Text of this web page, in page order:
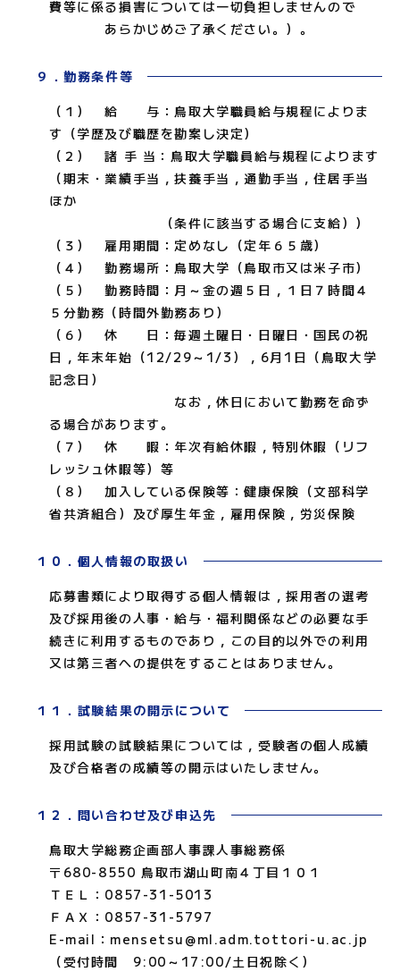
費等に係る損害については一切負担しませんので
あらかじめご了承ください。）。
９．勤務条件等
（１） 給 与：鳥取大学職員給与規程によりま
す（学歴及び職歴を勘案し決定）
（２） 諸 手 当：鳥取大学職員給与規程によります
（期末・業績手当，扶養手当，通勤手当，住居手当
ほか
（条件に該当する場合に支給））
（３） 雇用期間：定めなし（定年６５歳）
（４） 勤務場所：鳥取大学（鳥取市又は米子市）
（５） 勤務時間：月～金の週５日，１日７時間４
５分勤務（時間外勤務あり）
（６） 休 日：毎週土曜日・日曜日・国民の祝
日，年末年始（12/29～1/3），6月1日（鳥取大学
記念日）
なお，休日において勤務を命ず
る場合があります。
（７） 休 暇：年次有給休暇，特別休暇（リフ
レッシュ休暇等）等
（８） 加入している保険等：健康保険（文部科学
省共済組合）及び厚生年金，雇用保険，労災保険
１０．個人情報の取扱い
応募書類により取得する個人情報は，採用者の選考
及び採用後の人事・給与・福利関係などの必要な手
続きに利用するものであり，この目的以外での利用
又は第三者への提供をすることはありません。
１１．試験結果の開示について
採用試験の試験結果については，受験者の個人成績
及び合格者の成績等の開示はいたしません。
１２．問い合わせ及び申込先
鳥取大学総務企画部人事課人事総務係
〒680-8550 鳥取市湖山町南４丁目１０１
ＴＥＬ：0857-31-5013
ＦＡＸ：0857-31-5797
E-mail：mensetsu@ml.adm.tottori-u.ac.jp
（受付時間 9:00～17:00/土日祝除く）